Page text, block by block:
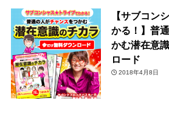
【サブコン
かる！】普
かむ潜在意
ロード
2018年4月8日